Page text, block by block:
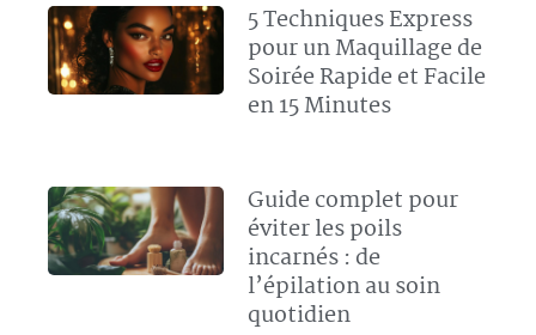
5 Techniques Express
pour un Maquillage de
Soirée Rapide et Facile
en 15 Minutes
Guide complet pour
éviter les poils
incarnés : de
l’épilation au soin
quotidien